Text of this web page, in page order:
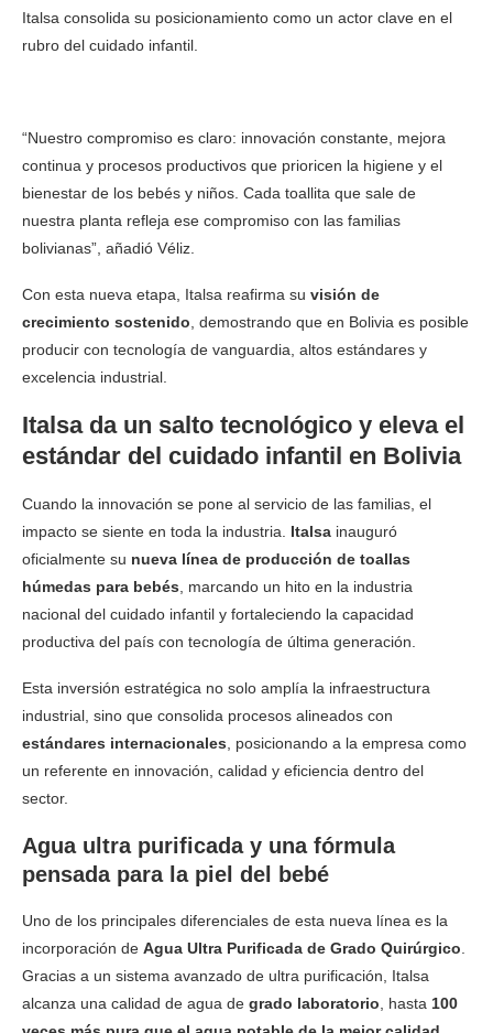
Italsa consolida su posicionamiento como un actor clave en el
rubro del cuidado infantil.
“Nuestro compromiso es claro: innovación constante, mejora
continua y procesos productivos que prioricen la higiene y el
bienestar de los bebés y niños. Cada toallita que sale de
nuestra planta refleja ese compromiso con las familias
bolivianas”, añadió Véliz.
Con esta nueva etapa, Italsa reafirma su visión de
crecimiento sostenido , demostrando que en Bolivia es posible
producir con tecnología de vanguardia, altos estándares y
excelencia industrial.
Italsa da un salto tecnológico y eleva el
estándar del cuidado infantil en Bolivia
Cuando la innovación se pone al servicio de las familias, el
impacto se siente en toda la industria. Italsa inauguró
oficialmente su nueva línea de producción de toallas
húmedas para bebés , marcando un hito en la industria
nacional del cuidado infantil y fortaleciendo la capacidad
productiva del país con tecnología de última generación.
Esta inversión estratégica no solo amplía la infraestructura
industrial, sino que consolida procesos alineados con
estándares internacionales , posicionando a la empresa como
un referente en innovación, calidad y eficiencia dentro del
sector.
Agua ultra purificada y una fórmula
pensada para la piel del bebé
Uno de los principales diferenciales de esta nueva línea es la
incorporación de Agua Ultra Purificada de Grado Quirúrgico
Gracias a un sistema avanzado de ultra purificación, Italsa
alcanza una calidad de agua de grado laboratorio , hasta 100